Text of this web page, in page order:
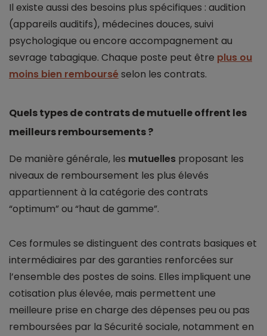
Il existe aussi des besoins plus spécifiques : audition
(appareils auditifs), médecines douces, suivi
psychologique ou encore accompagnement au
sevrage tabagique. Chaque poste peut être plus ou
moins bien rembourséselon les contrats.
Quels types de contrats de mutuelle offrent les
meilleurs remboursements ?
De manière générale, les mutuelles proposant les
niveaux de remboursement les plus élevés
appartiennent à la catégorie des contrats
“optimum” ou “haut de gamme”.
Ces formules se distinguent des contrats basiques et
intermédiaires par des garanties renforcées sur
l’ensemble des postes de soins. Elles impliquent une
cotisation plus élevée, mais permettent une
meilleure prise en charge des dépenses peu ou pas
remboursées par la Sécurité sociale, notamment en